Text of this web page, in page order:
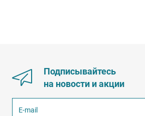
Подписывайтесь
на новости и акции